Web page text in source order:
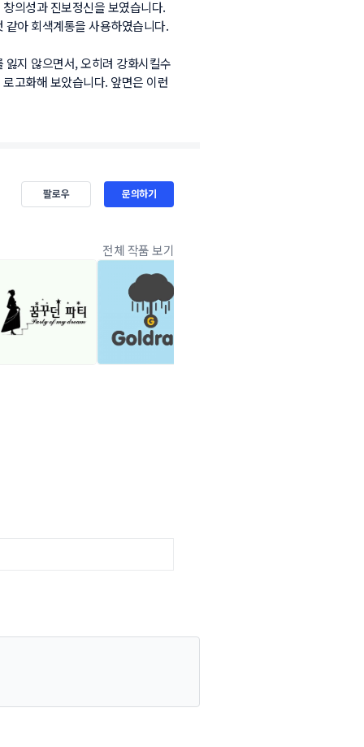
의성과 진보정신을 보였습니다.
아 회색계통을 사용하였습니다.
지 않으면서, 오히려 강화시킬수
고화해 보았습니다. 앞면은 이런
팔로우 문의하기
전체 작품 보기